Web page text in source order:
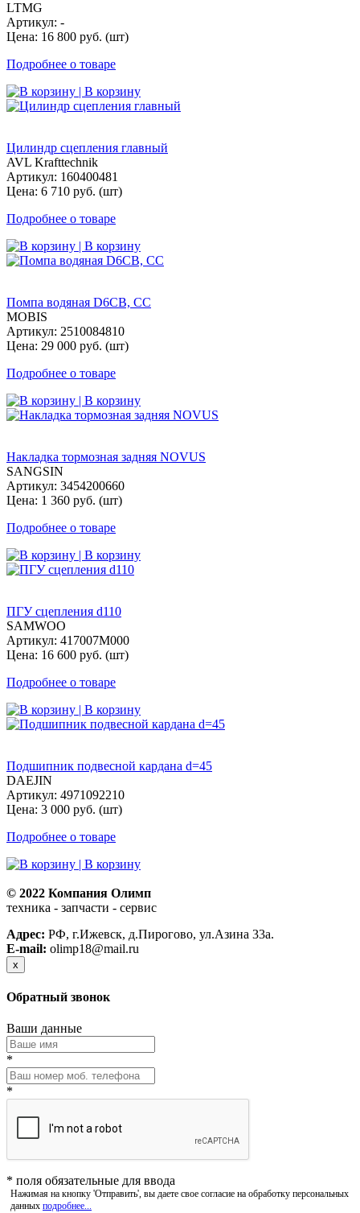
LTMG
Артикул: -
Цена: 16 800 руб. (шт)
Подробнее о товаре
| В корзину
Цилиндр сцепления главный
AVL Krafttechnik
Артикул: 160400481
Цена: 6 710 руб. (шт)
Подробнее о товаре
| В корзину
Помпа водяная D6CB, СС
MOBIS
Артикул: 2510084810
Цена: 29 000 руб. (шт)
Подробнее о товаре
| В корзину
Накладка тормозная задняя NOVUS
SANGSIN
Артикул: 3454200660
Цена: 1 360 руб. (шт)
Подробнее о товаре
| В корзину
ПГУ сцепления d110
SAMWOO
Артикул: 417007M000
Цена: 16 600 руб. (шт)
Подробнее о товаре
| В корзину
Подшипник подвесной кардана d=45
DAEJIN
Артикул: 4971092210
Цена: 3 000 руб. (шт)
Подробнее о товаре
| В корзину
© 2022 Компания Олимп
техника - запчасти - сервис
Адрес: РФ, г.Ижевск, д.Пирогово, ул.Азина 33а.
E-mail: olimp18@mail.ru
x
Обратный звонок
Ваши данные
*
*
* поля обязательные для ввода
Нажимая на кнопку 'Отправить', вы даете свое согласие на обработку персональных
данных подробнее...